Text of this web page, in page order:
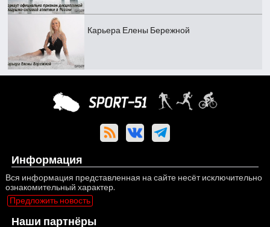
Карьера Елены Бережной
Информация
Вся информация представленная на сайте несёт исключительно
ознакомительный характер.
Предложить новость
Наши партнёры